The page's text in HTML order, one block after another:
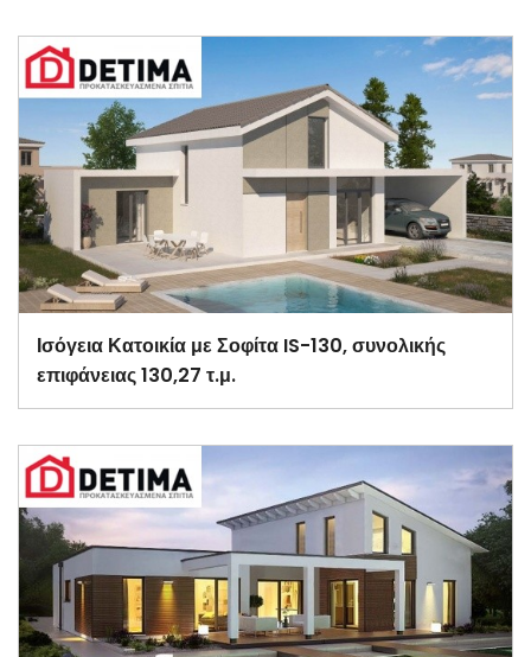
Ισόγεια Κατοικία με Σοφίτα IS-130, συνολικής
επιφάνειας 130,27 τ.μ.